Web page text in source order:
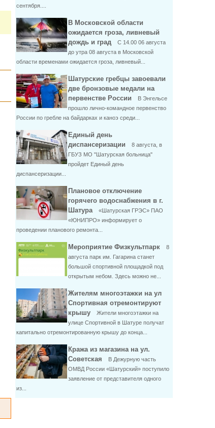
сентября....
В Московской области
ожидается гроза, ливневый
дождь и град
С 14.00 06 августа
до утра 08 августа в Московской
области временами ожидается гроза, ливневый...
Шатурские гребцы завоевали
две бронзовые медали на
первенстве России
В Энгельсе
прошло лично-командное первенство
России по гребле на байдарках и каноэ среди...
Единый день
диспансеризации
8 августа, в
ГБУЗ МО "Шатурская больница"
пройдет Единый день
диспансеризации...
Плановое отключение
горячего водоснабжения в г.
Шатура
«Шатурская ГРЭС» ПАО
«ЮНИПРО» информирует о
проведении планового ремонта...
Мероприятие Физкультпарк
8
августа парк им. Гагарина станет
большой спортивной площадкой под
открытым небом. Здесь можно не...
Жителям многоэтажки на ул
Спортивная отремонтируют
крышу
Жители многоэтажки на
улице Спортивной в Шатуре получат
капитально отремонтированную крышу до конца...
Кража из магазина на ул.
Советская
В Дежурную часть
ОМВД России «Шатурский» поступило
заявление от представителя одного
из...